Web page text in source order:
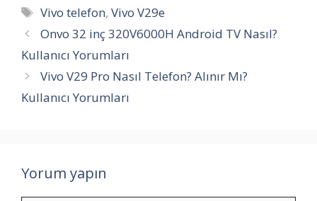
Etiketler
Vivo telefon,Vivo V29e
Onvo 32 inç 320V6000H Android TV Nasıl?
Kullanıcı Yorumları
Vivo V29 Pro Nasıl Telefon? Alınır Mı?
Kullanıcı Yorumları
Yorum yapın